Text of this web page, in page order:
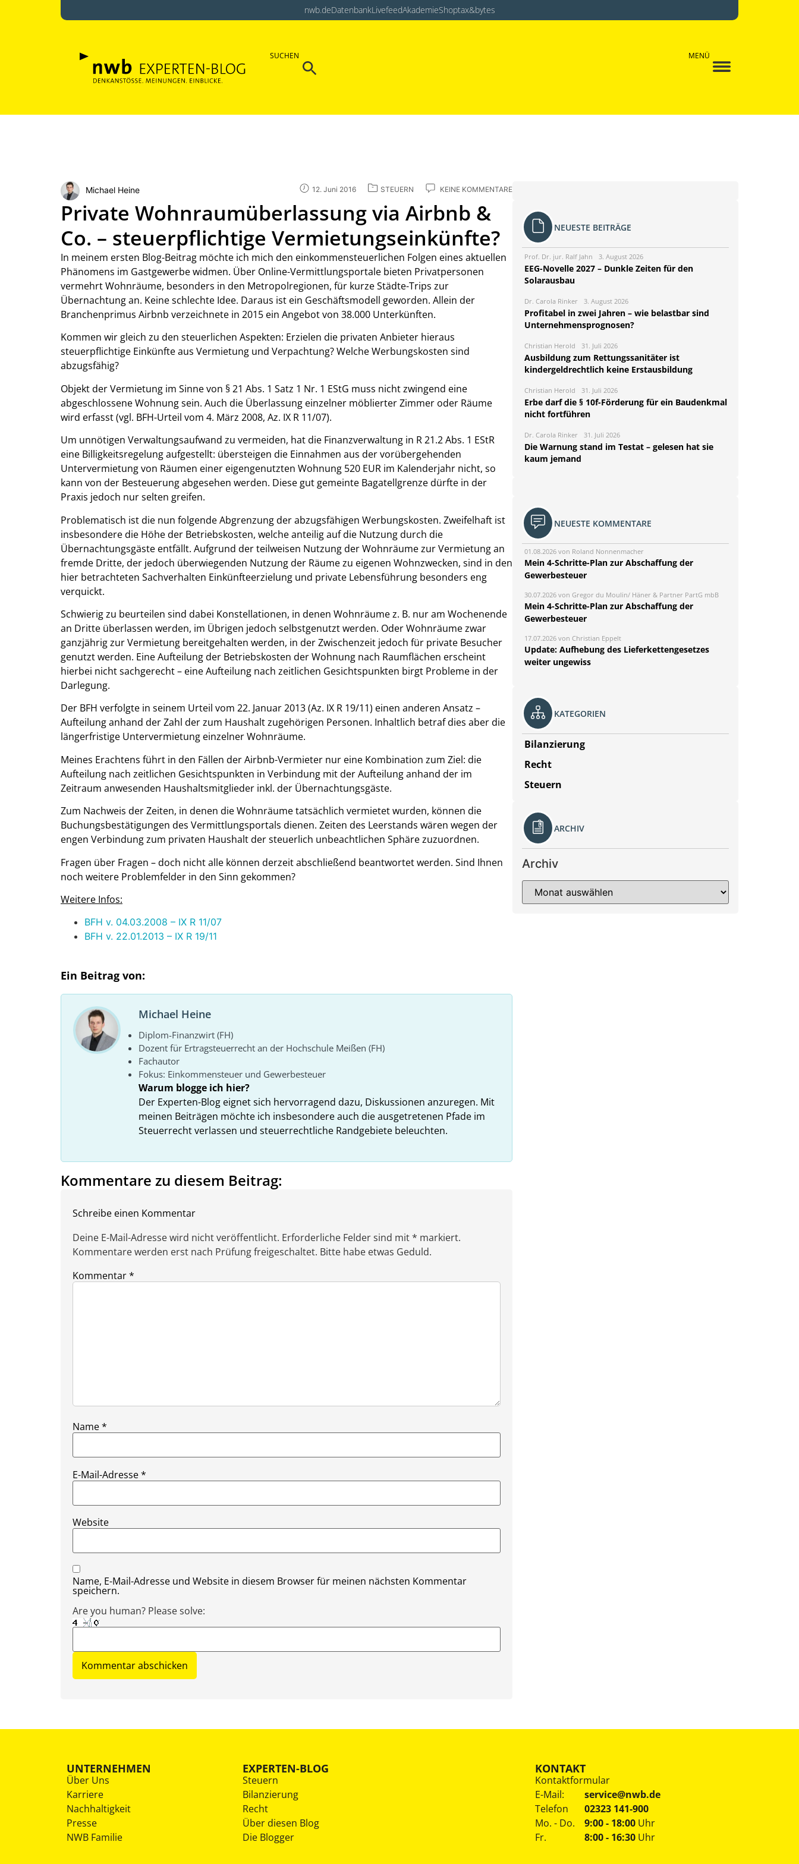
nwb.deDatenbankLivefeedAkademieShoptax&bytes
SUCHEN
Search
MENÜ
Michael Heine 12. Juni 2016 STEUERN KEINE KOMMENTARE
Private Wohnraumüberlassung via Airbnb &
Co. – steuerpflichtige Vermietungseinkünfte?
In meinem ersten Blog-Beitrag möchte ich mich den einkommensteuerlichen Folgen eines aktuellen
Phänomens im Gastgewerbe widmen. Über Online-Vermittlungsportale bieten Privatpersonen
vermehrt Wohnräume, besonders in den Metropolregionen, für kurze Städte-Trips zur
Übernachtung an. Keine schlechte Idee. Daraus ist ein Geschäftsmodell geworden. Allein der
Branchenprimus Airbnb verzeichnete in 2015 ein Angebot von 38.000 Unterkünften.
Kommen wir gleich zu den steuerlichen Aspekten: Erzielen die privaten Anbieter hieraus
steuerpflichtige Einkünfte aus Vermietung und Verpachtung? Welche Werbungskosten sind
abzugsfähig?
Objekt der Vermietung im Sinne von § 21 Abs. 1 Satz 1 Nr. 1 EStG muss nicht zwingend eine
abgeschlossene Wohnung sein. Auch die Überlassung einzelner möblierter Zimmer oder Räume
wird erfasst (vgl. BFH-Urteil vom 4. März 2008, Az. IX R 11/07).
Um unnötigen Verwaltungsaufwand zu vermeiden, hat die Finanzverwaltung in R 21.2 Abs. 1 EStR
eine Billigkeitsregelung aufgestellt: übersteigen die Einnahmen aus der vorübergehenden
Untervermietung von Räumen einer eigengenutzten Wohnung 520 EUR im Kalenderjahr nicht, so
kann von der Besteuerung abgesehen werden. Diese gut gemeinte Bagatellgrenze dürfte in der
Praxis jedoch nur selten greifen.
Problematisch ist die nun folgende Abgrenzung der abzugsfähigen Werbungskosten. Zweifelhaft ist
insbesondere die Höhe der Betriebskosten, welche anteilig auf die Nutzung durch die
Übernachtungsgäste entfällt. Aufgrund der teilweisen Nutzung der Wohnräume zur Vermietung an
fremde Dritte, der jedoch überwiegenden Nutzung der Räume zu eigenen Wohnzwecken, sind in den
hier betrachteten Sachverhalten Einkünfteerzielung und private Lebensführung besonders eng
verquickt.
Schwierig zu beurteilen sind dabei Konstellationen, in denen Wohnräume z. B. nur am Wochenende
an Dritte überlassen werden, im Übrigen jedoch selbstgenutzt werden. Oder Wohnräume zwar
ganzjährig zur Vermietung bereitgehalten werden, in der Zwischenzeit jedoch für private Besucher
genutzt werden. Eine Aufteilung der Betriebskosten der Wohnung nach Raumflächen erscheint
hierbei nicht sachgerecht – eine Aufteilung nach zeitlichen Gesichtspunkten birgt Probleme in der
Darlegung.
Der BFH verfolgte in seinem Urteil vom 22. Januar 2013 (Az. IX R 19/11) einen anderen Ansatz –
Aufteilung anhand der Zahl der zum Haushalt zugehörigen Personen. Inhaltlich betraf dies aber die
längerfristige Untervermietung einzelner Wohnräume.
Meines Erachtens führt in den Fällen der Airbnb-Vermieter nur eine Kombination zum Ziel: die
Aufteilung nach zeitlichen Gesichtspunkten in Verbindung mit der Aufteilung anhand der im
Zeitraum anwesenden Haushaltsmitglieder inkl. der Übernachtungsgäste.
Zum Nachweis der Zeiten, in denen die Wohnräume tatsächlich vermietet wurden, können die
Buchungsbestätigungen des Vermittlungsportals dienen. Zeiten des Leerstands wären wegen der
engen Verbindung zum privaten Haushalt der steuerlich unbeachtlichen Sphäre zuzuordnen.
Fragen über Fragen – doch nicht alle können derzeit abschließend beantwortet werden. Sind Ihnen
noch weitere Problemfelder in den Sinn gekommen?
Weitere Infos:
BFH v. 04.03.2008 – IX R 11/07
BFH v. 22.01.2013 – IX R 19/11
Ein Beitrag von:
Michael Heine
Diplom-Finanzwirt (FH)
Dozent für Ertragsteuerrecht an der Hochschule Meißen (FH)
Fachautor
Fokus: Einkommensteuer und Gewerbesteuer
Warum blogge ich hier?
Der Experten-Blog eignet sich hervorragend dazu, Diskussionen anzuregen. Mit
meinen Beiträgen möchte ich insbesondere auch die ausgetretenen Pfade im
Steuerrecht verlassen und steuerrechtliche Randgebiete beleuchten.
Kommentare zu diesem Beitrag:
Schreibe einen Kommentar
Deine E-Mail-Adresse wird nicht veröffentlicht. Erforderliche Felder sind mit * markiert.
Kommentare werden erst nach Prüfung freigeschaltet. Bitte habe etwas Geduld.
Kommentar*
Name*
E-Mail-Adresse*
Website
Name, E-Mail-Adresse und Website in diesem Browser für meinen nächsten Kommentar
speichern.
Are you human? Please solve:
NEUESTE BEITRÄGE
Prof. Dr. jur. Ralf Jahn 3. August 2026
EEG-Novelle 2027 – Dunkle Zeiten für den
Solarausbau
Dr. Carola Rinker 3. August 2026
Profitabel in zwei Jahren – wie belastbar sind
Unternehmensprognosen?
Christian Herold 31. Juli 2026
Ausbildung zum Rettungssanitäter ist
kindergeldrechtlich keine Erstausbildung
Christian Herold 31. Juli 2026
Erbe darf die § 10f-Förderung für ein Baudenkmal
nicht fortführen
Dr. Carola Rinker 31. Juli 2026
Die Warnung stand im Testat – gelesen hat sie
kaum jemand
NEUESTE KOMMENTARE
01.08.2026 von Roland Nonnenmacher
Mein 4-Schritte-Plan zur Abschaffung der
Gewerbesteuer
30.07.2026 von Gregor du Moulin/ Häner & Partner PartG mbB
Mein 4-Schritte-Plan zur Abschaffung der
Gewerbesteuer
17.07.2026 von Christian Eppelt
Update: Aufhebung des Lieferkettengesetzes
weiter ungewiss
KATEGORIEN
Bilanzierung
Recht
Steuern
ARCHIV
Archiv
UNTERNEHMEN
Über Uns
Karriere
Nachhaltigkeit
Presse
NWB Familie
EXPERTEN-BLOG
Steuern
Bilanzierung
Recht
Über diesen Blog
Die Blogger
KONTAKT
Kontaktformular
E-Mail:
service@nwb.de
Telefon
02323 141-900
Mo. - Do.
Fr.
9:00 - 18:00 Uhr
8:00 - 16:30 Uhr